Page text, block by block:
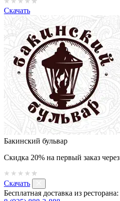
Скачать
Бакинский бульвар
Скидка 20% на первый заказ
Скачать
Бесплатная доставка из ресторана: